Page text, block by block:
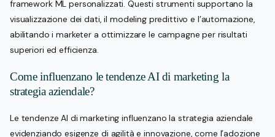
framework ML personalizzati. Questi strumenti supportano la
visualizzazione dei dati, il modeling predittivo e l’automazione,
abilitando i marketer a ottimizzare le campagne per risultati
superiori ed efficienza.
Come influenzano le tendenze AI di marketing la
strategia aziendale?
Le tendenze AI di marketing influenzano la strategia aziendale
evidenziando esigenze di agilità e innovazione, come l’adozione